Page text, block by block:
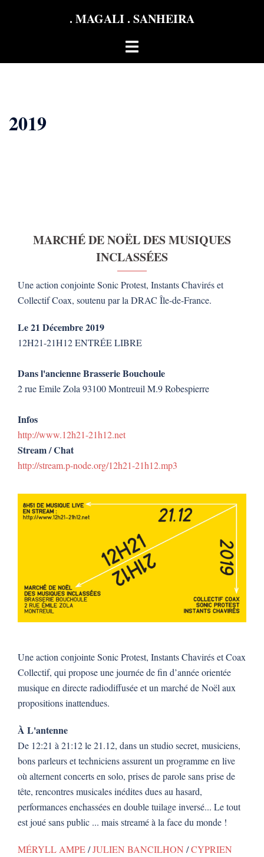
. MAGALI . SANHEIRA
Ouvrir/fermer
2019
MARCHÉ DE NOËL DES MUSIQUES
INCLASSÉES
Une action conjointe Sonic Protest, Instants Chavirés et
Collectif Coax, soutenu par la DRAC Île-de-France.
Le 21 Décembre 2019
12H21-21H12 ENTRÉE LIBRE
Dans l'ancienne Brasserie Bouchoule
2 rue Emile Zola 93100 Montreuil M.9 Robespierre
Infos
http://www.12h21-21h12.net
Stream / Chat
http://stream.p-node.org/12h21-21h12.mp3
Une action conjointe Sonic Protest, Instants Chavirés et Coax
Collectif, qui propose une journée de fin d’année orientée
musique en directe radiodiffusée et un marché de Noël aux
propositions inattendues.
À L'antenne
De 12:21 à 21:12 le 21.12, dans un studio secret, musiciens,
bons parleurs et techniciens assurent un programme en live
où alternent concerts en solo, prises de parole sans prise de
tête, rencontres musicales inédites dues au hasard,
performances enchassées en double tuilage inversé... Le tout
est joué sans public ... mais streamé à la face du monde !
MÉRYLL AMPE/JULIEN BANCILHON /CYPRIEN